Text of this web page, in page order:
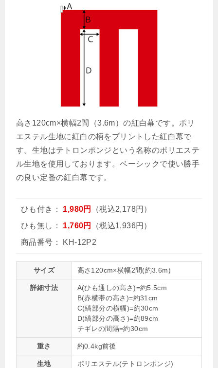
高さ120cm×横幅2間（3.6m）の紅白幕です。ポリ
エステル生地に紅白の柄をプリントした紅白幕で
す。生地はテトロンポンジという名称のポリエステ
ル生地を使用しております。ベーシックで使い勝手
の良い定番の紅白幕です。
ひも付き： 1,980円
（税込2,178円）
ひも無し：
1,760円
（税込1,936円）
商品番号：
KH-12P2
サイズ 高さ120cm×横幅2間(約3.6m)
詳細寸法
A(ひも通しの高さ)=約5.5cm
B(赤横帯の高さ)=約31cm
C(縞部分の横幅)=約30cm
D(縞部分の高さ)=約89cm
チギレの間隔=約30cm
重さ 約0.4kg前後
生地 ポリエステル(テトロンポンジ)